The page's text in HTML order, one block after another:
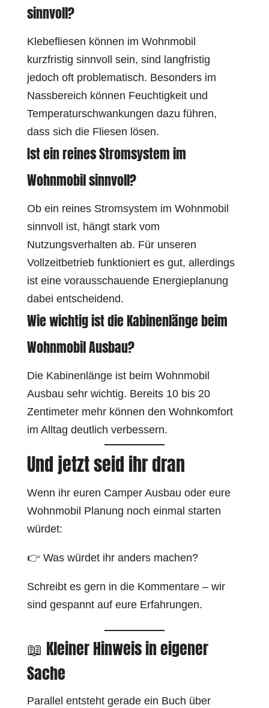
sinnvoll?
Klebefliesen können im Wohnmobil
kurzfristig sinnvoll sein, sind langfristig
jedoch oft problematisch. Besonders im
Nassbereich können Feuchtigkeit und
Temperaturschwankungen dazu führen,
dass sich die Fliesen lösen.
Ist ein reines Stromsystem im
Wohnmobil sinnvoll?
Ob ein reines Stromsystem im Wohnmobil
sinnvoll ist, hängt stark vom
Nutzungsverhalten ab. Für unseren
Vollzeitbetrieb funktioniert es gut, allerdings
ist eine vorausschauende Energieplanung
dabei entscheidend.
Wie wichtig ist die Kabinenlänge beim
Wohnmobil Ausbau?
Die Kabinenlänge ist beim Wohnmobil
Ausbau sehr wichtig. Bereits 10 bis 20
Zentimeter mehr können den Wohnkomfort
im Alltag deutlich verbessern.
Und jetzt seid ihr dran
Wenn ihr euren Camper Ausbau oder eure
Wohnmobil Planung noch einmal starten
würdet:
👉 Was würdet ihr anders machen?
Schreibt es gern in die Kommentare – wir
sind gespannt auf eure Erfahrungen.
📖 Kleiner Hinweis in eigener
Sache
Parallel entsteht gerade ein Buch über